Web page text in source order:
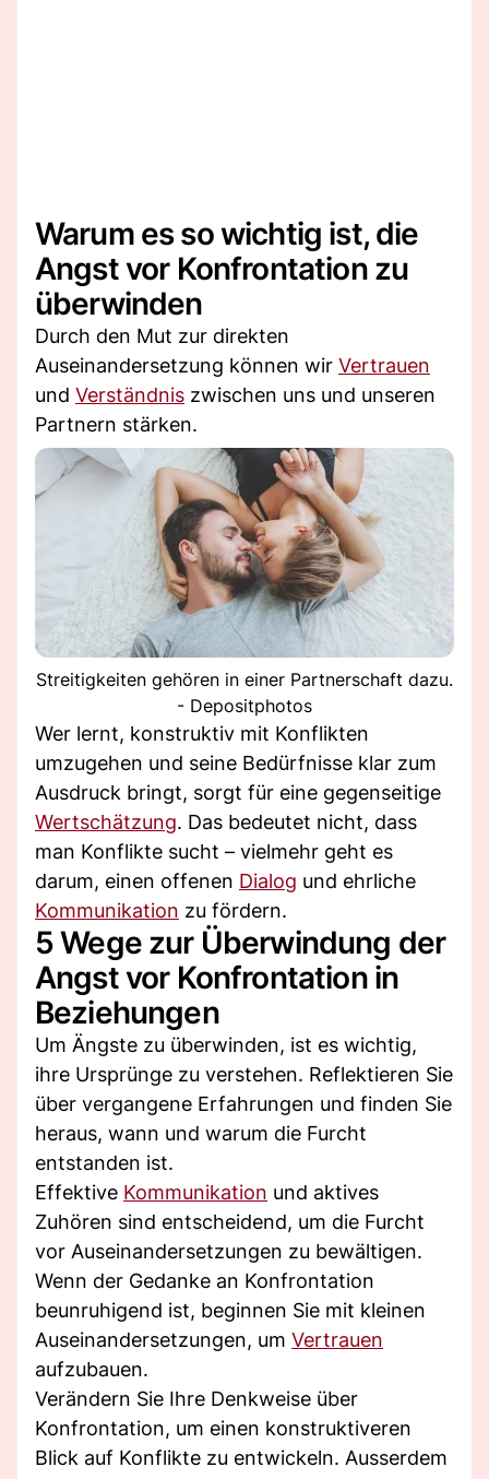
Warum es so wichtig ist, die
Angst vor Konfrontation zu
überwinden
Durch den Mut zur direkten
Auseinandersetzung können wir Vertrauen
und Verständnis zwischen uns und unseren
Partnern stärken.
Streitigkeiten gehören in einer Partnerschaft dazu.
- Depositphotos
Wer lernt, konstruktiv mit Konflikten
umzugehen und seine Bedürfnisse klar zum
Ausdruck bringt, sorgt für eine gegenseitige
Wertschätzung. Das bedeutet nicht, dass
man Konflikte sucht – vielmehr geht es
darum, einen offenen Dialog und ehrliche
Kommunikation zu fördern.
5 Wege zur Überwindung der
Angst vor Konfrontation in
Beziehungen
Um Ängste zu überwinden, ist es wichtig,
ihre Ursprünge zu verstehen. Reflektieren Sie
über vergangene Erfahrungen und finden Sie
heraus, wann und warum die Furcht
entstanden ist.
Effektive Kommunikation und aktives
Zuhören sind entscheidend, um die Furcht
vor Auseinandersetzungen zu bewältigen.
Wenn der Gedanke an Konfrontation
beunruhigend ist, beginnen Sie mit kleinen
Auseinandersetzungen, um Vertrauen
aufzubauen.
Verändern Sie Ihre Denkweise über
Konfrontation, um einen konstruktiveren
Blick auf Konflikte zu entwickeln. Ausserdem